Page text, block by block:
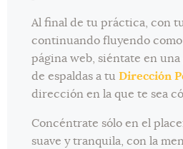
Al final de tu práctica, con
continuando fluyendo
página web, siéntate en
de espaldas a tuDirección
dirección en la que te sea
Concéntrate sólo en el
suave y tranquila, con la